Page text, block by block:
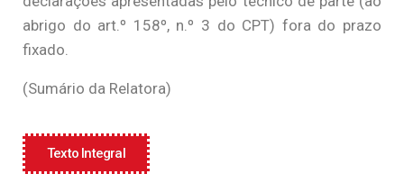
abrigo do art.º 158º, n.º 3 do CPT) fora do prazo
fixado.
(Sumário da Relatora)
Texto Integral